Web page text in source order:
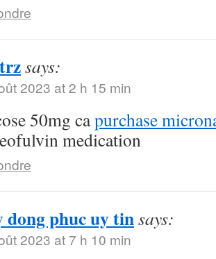
says:
2023 at 2 h 15 min
50mg capurchase
medication
dong phuc uy tinsays:
2023 at 7 h 10 min